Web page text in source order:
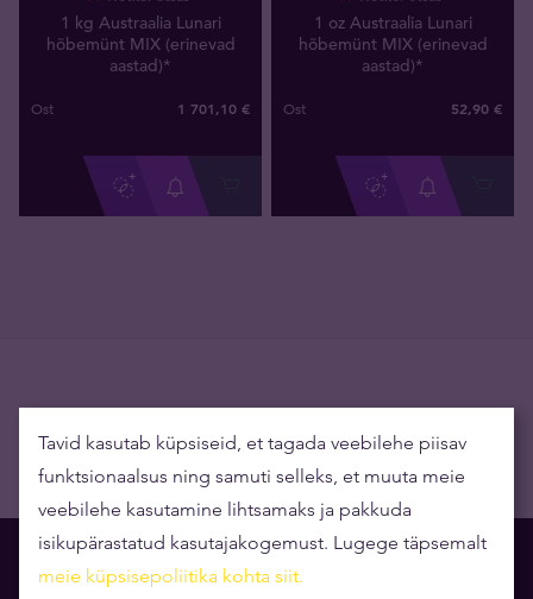
1 kg Austraalia Lunari
hõbemünt MIX (erinevad
aastad)*
Ost 1 701,10 €
1 oz Austraalia Lunari
hõbemünt MIX (erinevad
aastad)*
Ost 52,90 €
Tootekategooriad
Tavid kasutab küpsiseid, et tagada veebilehe piisav
funktsionaalsus ning samuti selleks, et muuta meie
veebilehe kasutamine lihtsamaks ja pakkuda
isikupärastatud kasutajakogemust. Lugege täpsemalt
meie küpsisepoliitika kohta siit.